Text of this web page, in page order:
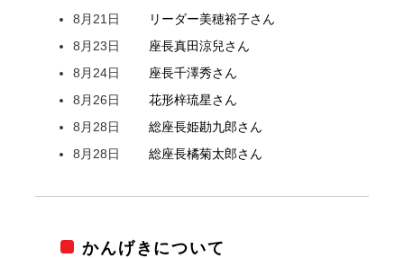
8月21日
リーダー美穂裕子さん
8月23日
座長真田涼兒さん
8月24日
座長千澤秀さん
8月26日
花形梓琉星さん
8月28日
総座長姫勘九郎さん
8月28日
総座長橘菊太郎さん
かんげきについて